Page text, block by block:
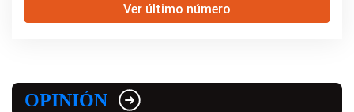
Ver último número
OPINIÓN